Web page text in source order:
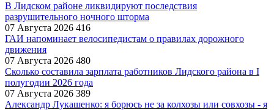
В Лидском районе ликвидируют последствия
разрушительного ночного шторма
07 Августа 2026 416
ГАИ напоминает велосипедистам о правилах дорожного
движения
07 Августа 2026 480
Сколько составила зарплата работников Лидского района в I
полугодии 2026 года
07 Августа 2026 389
Александр Лукашенко: я борюсь не за колхозы или совхозы - я